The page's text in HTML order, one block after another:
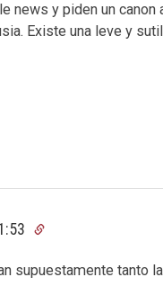
news y piden un canon
Existe una leve y
supuestamente tanto